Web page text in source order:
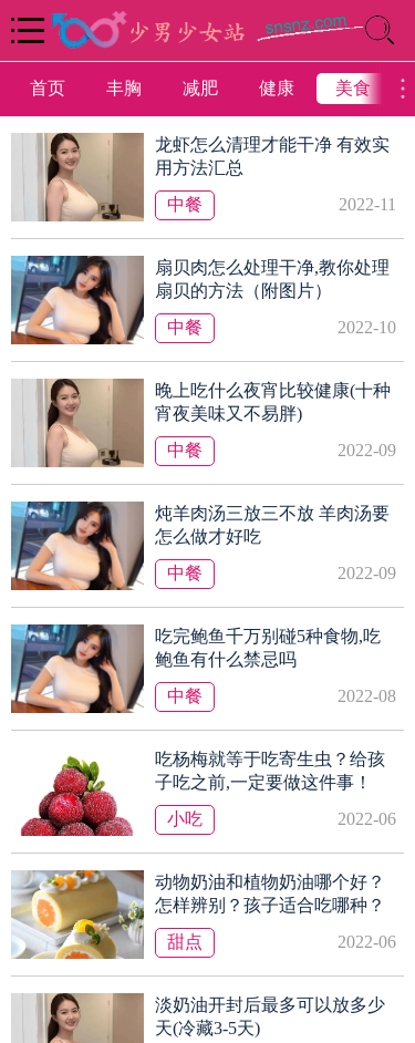
首页 丰胸 减肥 健康 美食
龙虾怎么清理才能干净 有效实
用方法汇总
中餐
2022-11
扇贝肉怎么处理干净,教你处理
扇贝的方法（附图片）
中餐
2022-10
晚上吃什么夜宵比较健康(十种
宵夜美味又不易胖)
中餐
2022-09
炖羊肉汤三放三不放 羊肉汤要
怎么做才好吃
中餐
2022-09
吃完鲍鱼千万别碰5种食物,吃
鲍鱼有什么禁忌吗
中餐
2022-08
吃杨梅就等于吃寄生虫？给孩
子吃之前,一定要做这件事！
小吃
2022-06
动物奶油和植物奶油哪个好？
怎样辨别？孩子适合吃哪种？
甜点
2022-06
淡奶油开封后最多可以放多少
天(冷藏3-5天)